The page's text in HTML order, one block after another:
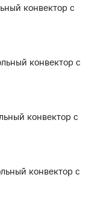
конвектор с
конвектор с
конвектор с
конвектор с